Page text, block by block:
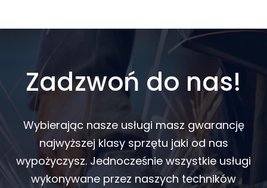
Zadzwoń do nas!
Wybierając nasze usługi masz gwarancję
najwyższej klasy sprzętu jaki od nas
wypożyczysz. Jednocześnie wszystkie usługi
wykonywane przez naszych techników